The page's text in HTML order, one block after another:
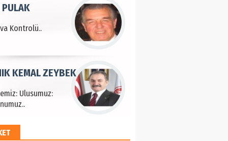
Kontrolü..
PULAK
Ulusumuz:
KEMAL ZEYBEK
HAYRİ PEKER